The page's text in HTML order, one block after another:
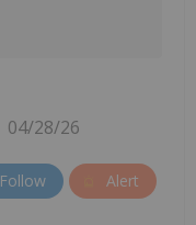
04/28/26
Follow Alert